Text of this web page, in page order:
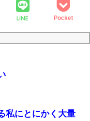
LINE Pocket
私にとにかく大量